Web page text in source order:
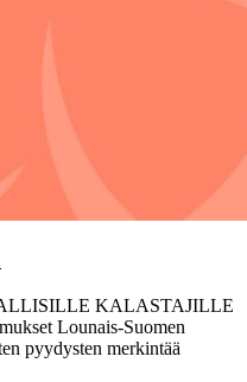
KALASTAJILLE
Lounais-Suomen
pyydysten merkintää